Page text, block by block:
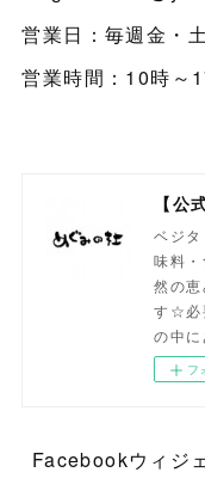
営業日：毎週金・
営業時間：10時～
ベジ
味料
然の
す☆必
の中
フ
Facebookウィジ